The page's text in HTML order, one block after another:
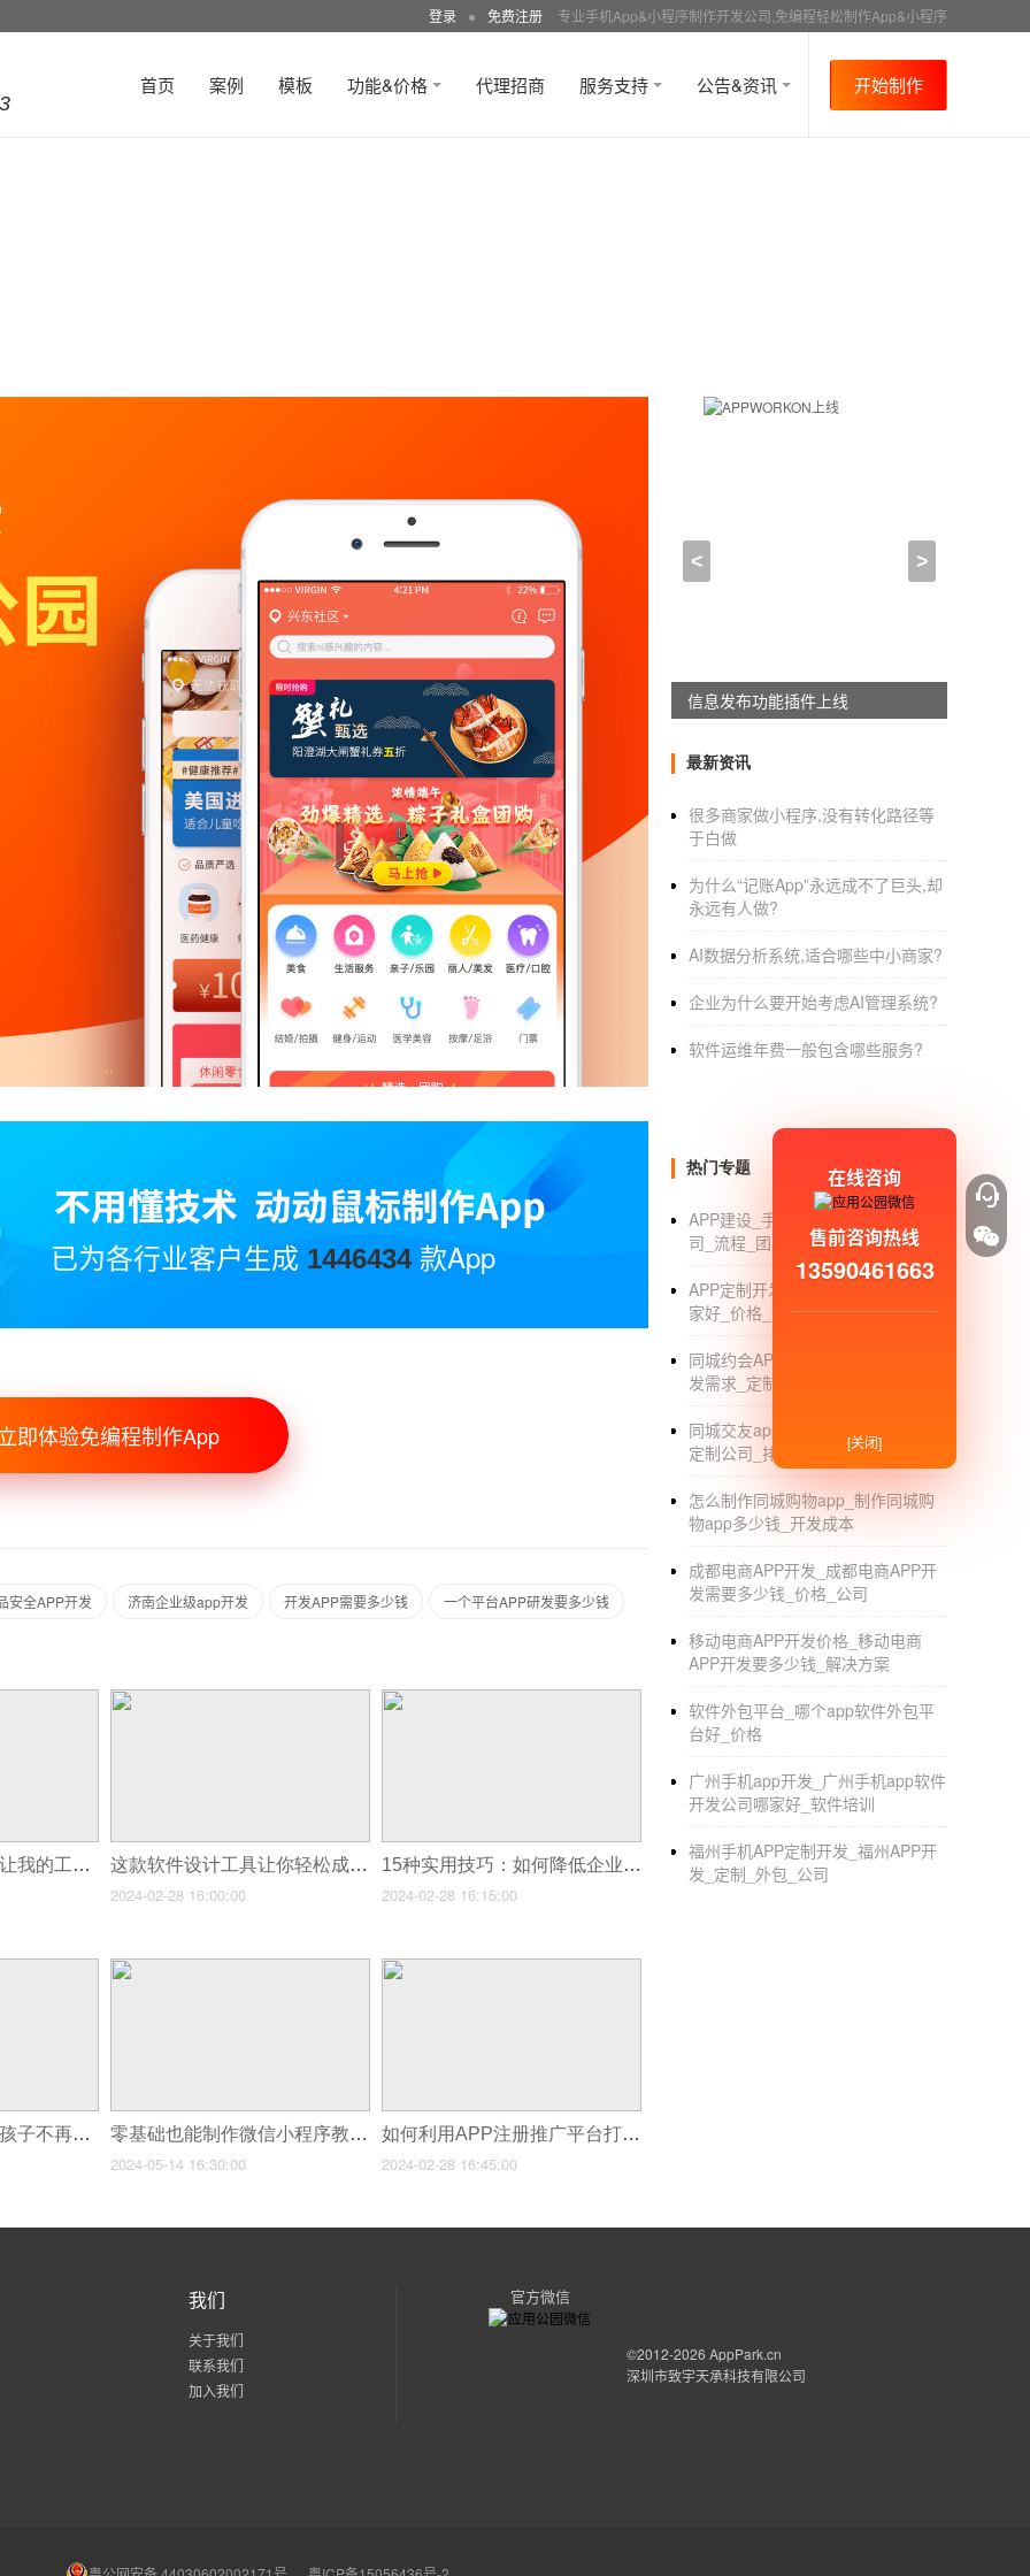
登录 ● 免费注册 专业手机App&小程序制作开发公司,免编程轻松制作App&小程序
首页 案例 模板 功能&价格 代理招商 服务支持 公告&资讯 开始制作
2021-08-23 20:00:00
美聊APP软件美聊APP聊天社交软件找广州
1.实名认证
人工审核，多角度比对文件和照片，确保用户
2.京拟匹配
不要跟着LBS走，让用户获得更多的社交机会
3.每日动态刷
发动态晒生活，打造高价值朋友圈。让用户的
根据城市和标签搜索，用户可以快速找到聊天
二、美女聊天app介绍：
通过人工严格审核的信息资料，自信交友；
支持语音聊天等各种有趣的聊天方式，还可以
开启私聊模式在线互动，想怎么聊就怎么聊；
喜欢的朋友送礼物，多种礼物随机挑选；
与朋友分享生活中的小事和趣事；
来到广场，可以发现更多陌生的朋友，结识新
打开地图位置信息，轻松查看周边好友，并开
告别无聊孤独的时刻，食分钱可以和朋友互动
相关产品：美国聊天应用同城交友软件开发
原标题：在线教育软件开发的优缺点
今年，由于形式的影响，所有学校都停课不
数不多季度，在线教育一度高达70%以上，
在线教育软件开发
式。然而，在网上教育，的浪潮中，教育的
个小时，但发现麦克风没有打开，导致学生
动。随着5G时代的到来，相信在线教育软件开
已为各行业客户生成 1446434款App
即体验免编程制作App
安全APP开发 济南企业级app开发 开发APP需要多少钱 一个平台APP研发要多少钱
这个制作软件的app让我的工作效率提升了200%！ 这款软件设计工具让你轻松成为UI大师
2024-02-28 16:00:00
15种实用技巧：如何降低企业app开发代理费用
2024-02-28 16:15:00
这款儿童教育app让孩子不再宅在家里玩游戏！ 零基础也能制作微信小程序教你如何轻松上手
2024-05-14 16:30:00
如何利用APP注册推广平台打造自己的品牌
2024-02-28 16:45:00
< >
APPWORKON上线
最新资讯
很多商家做小程序,没有转化路径等
于白做
为什么“记账App”永远成不了巨头,却
永远有人做?
AI数据分析系统,适合哪些中小商家?
企业为什么要开始考虑AI管理系统?
软件运维年费一般包含哪些服务?
热门专题
APP建设_手机APP建设方案_开发公
司_流程_团队
APP定制开发_APP定制开发公司哪
家好_价格_平台
同城约会APP开发_同城约会APP开
发需求_定制外包_公司
同城交友app开发_同城交友app开发
定制公司_排行_外包
怎么制作同城购物app_制作同城购
物app多少钱_开发成本
成都电商APP开发_成都电商APP开
发需要多少钱_价格_公司
移动电商APP开发价格_移动电商
APP开发要多少钱_解决方案
软件外包平台_哪个app软件外包平
台好_价格
广州手机app开发_广州手机app软件
开发公司哪家好_软件培训
福州手机APP定制开发_福州APP开
发_定制_外包_公司
我们
关于我们
联系我们
加入我们
官方微信
©2012-2026 AppPark.cn
深圳市致宇天承科技有限公司
在线咨询
售前咨询热线
13590461663
[关闭]